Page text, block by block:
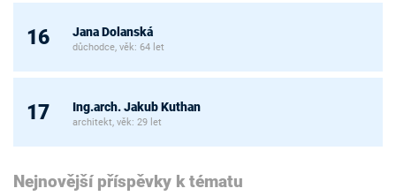
16 Jana Dolanská
důchodce, věk: 64 let
17 Ing.arch. Jakub Kuthan
architekt, věk: 29 let
Nejnovější příspěvky k tématu